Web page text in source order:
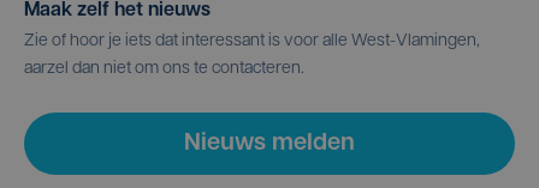
Maak zelf het nieuws
Zie of hoor je iets dat interessant is voor alle West-Vlamingen,
aarzel dan niet om ons te contacteren.
Nieuws melden